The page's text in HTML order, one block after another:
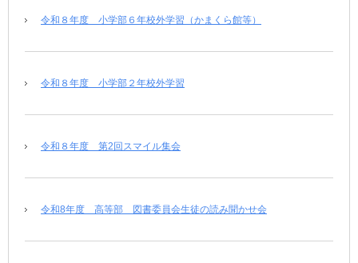
令和８年度 小学部６年校外学習（かまくら館等）
令和８年度 小学部２年校外学習
令和８年度 第2回スマイル集会
令和8年度 高等部 図書委員会生徒の読み聞かせ会